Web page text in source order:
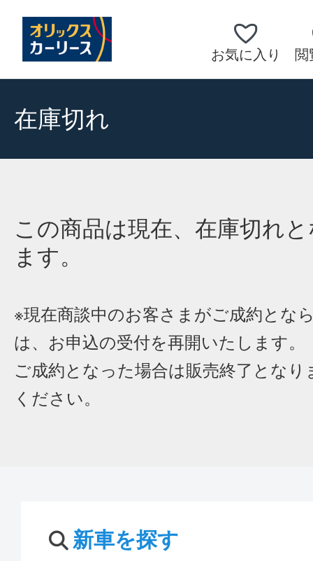
お気に入り 閲
在庫切れ
この商品は現在、在庫切れ
ます。
※現在商談中のお客さまがご成約とな
は、お申込の受付を再開いたします。
ご成約となった場合は販売終了となり
ください。
新車を探す